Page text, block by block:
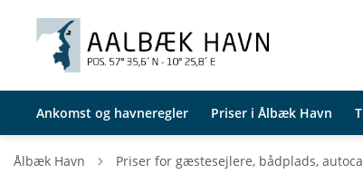
Ankomst og havneregler Priser i Ålbæk Havn
Ålbæk Havn Tilbage til
Priser for gæstesejlere, bådplads,